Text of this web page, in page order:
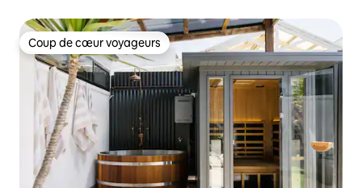
Coup de cœur voyageurs
Coup de cœur voyageurs